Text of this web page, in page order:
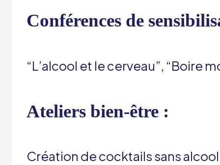
Conférences de
“L’alcool et le cerveau”, “Boire
Ateliers bien-être :
Création de cocktails sans